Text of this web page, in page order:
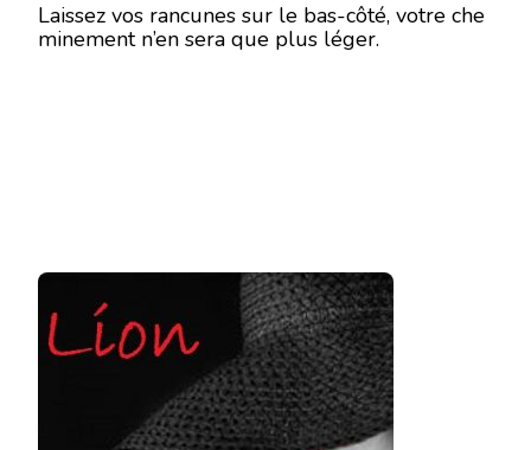
Laissez vos rancunes sur le bas-côté, votre che
minement n’en sera que plus léger.